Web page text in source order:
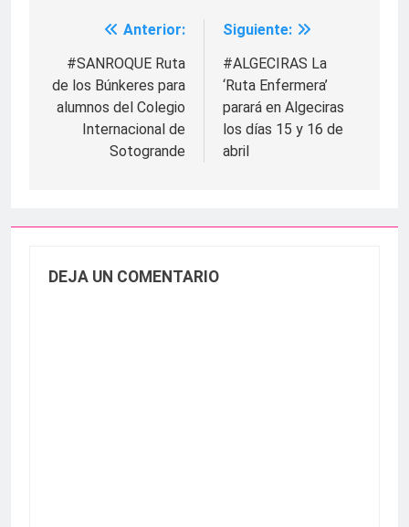
Navegación
de
entradas
Anterior:
#SANROQUE Ruta
de los Búnkeres para
alumnos del Colegio
Internacional de
Sotogrande
Siguiente:
#ALGECIRAS La
‘Ruta Enfermera’
parará en Algeciras
los días 15 y 16 de
abril
DEJA UN COMENTARIO